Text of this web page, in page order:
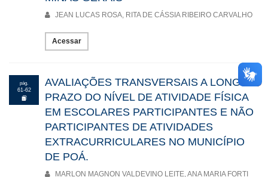
JEAN LUCAS ROSA, RITA DE CÁSSIA RIBEIRO CARVALHO
Acessar
pág.
61-62
AVALIAÇÕES TRANSVERSAIS A LONGO
PRAZO DO NÍVEL DE ATIVIDADE FÍSICA
EM ESCOLARES PARTICIPANTES E NÃO
PARTICIPANTES DE ATIVIDADES
EXTRACURRICULARES NO MUNICÍPIO
DE POÁ.
MARLON MAGNON VALDEVINO LEITE, ANA MARIA FORTI